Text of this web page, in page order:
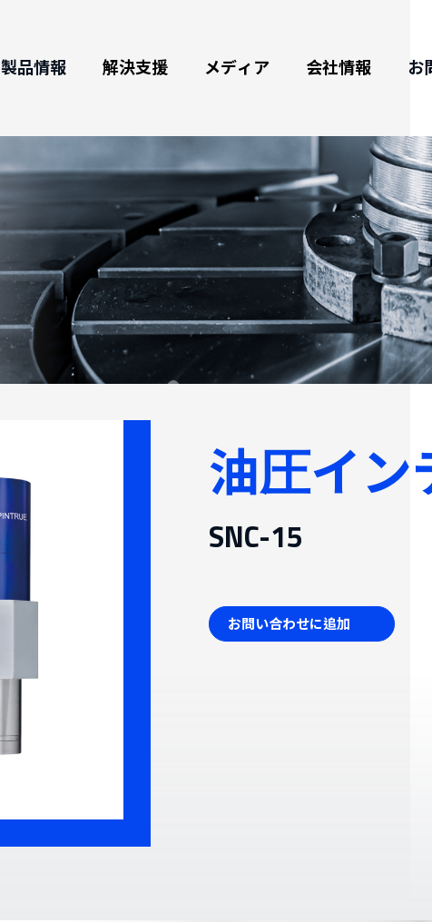
製品情報
ローラカム式ロータリーテーブル
CNC傾斜ロータリーテーブル
横式CNCロータリーテーブル
パレット自動交換システム
油圧インデックステーブル
B軸ヘッド
ステンレス浸水式CNCロータリーテーブル(EDM用)
せいみつげんそくき
解決支援
応用分野
技術支援
航空宇宙産業の加工及び応
グリーンエネルギー及び応
自転車、電気自動車、自動
船舶部品加工
３Cハイテク産業、半導体
工作機械部品加工
医療産業
自動化部品加工
日用品製造分野
メディア
展示会情報
カタログダウンロード
ブログ
バーチャル展示会
会社情報
認証、各種受賞＆沿革
品質保証
海外代理拠点
お
油圧イン
SNC-15
お問い合わせに追加